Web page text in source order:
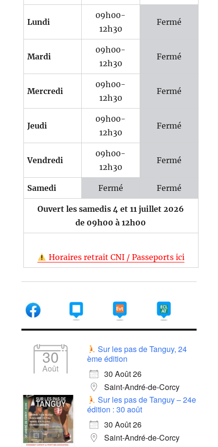
Lundi
09h00-
12h30
Fermé
Mardi
09h00-
12h30
Fermé
Mercredi
09h00-
12h30
Fermé
Jeudi
09h00-
12h30
Fermé
Vendredi
09h00-
12h30
Fermé
Samedi Fermé Fermé
Ouvert les samedis 4 et 11 juillet 2026
de 09h00 à 12h00
Horaires retrait CNI / Passeports ici
30
Août
Sur les pas de Tanguy, 24
ème édition
30 Août 26
Saint-André-de-Corcy
Sur les pas de Tanguy – 24e
édition : 30 août
30 Août 26
Saint-André-de-Corcy